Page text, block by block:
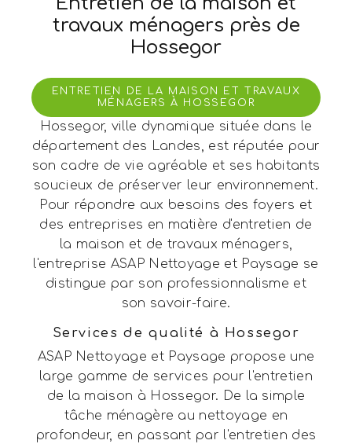
travaux ménagers près de
Hossegor
ENTRETIEN DE LA MAISON ET TRAVAUX
MÉNAGERS À HOSSEGOR
Hossegor, ville dynamique située dans le
département des Landes, est réputée pour
son cadre de vie agréable et ses habitants
soucieux de préserver leur environnement.
Pour répondre aux besoins des foyers et
des entreprises en matière d'entretien de
la maison et de travaux ménagers,
l'entreprise ASAP Nettoyage et Paysage se
distingue par son professionnalisme et
son savoir-faire.
Services de qualité à Hossegor
ASAP Nettoyage et Paysage propose une
large gamme de services pour l'entretien
de la maison à Hossegor. De la simple
tâche ménagère au nettoyage en
profondeur, en passant par l'entretien des